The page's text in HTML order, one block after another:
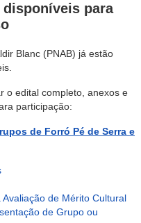
disponíveis para
Blanc (PNAB) já estão
o edital completo, anexos e
participação:
de Forró Pé de Serra e
de Mérito Cultural
de Grupo ou